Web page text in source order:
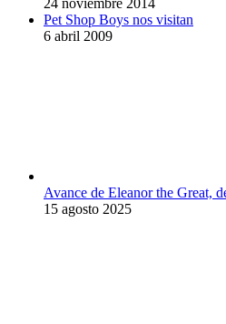
24 noviembre 2014
Pet Shop Boys nos visitan
6 abril 2009
Avance de Eleanor the Great,
15 agosto 2025